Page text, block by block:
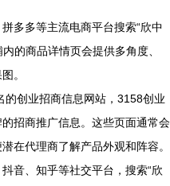
拼多多等主流电商平台搜索“欣中
的商品详情页会提供多角度、
。
的创业招商信息网站，3158创业
招商推广信息。这些页面通常会
在代理商了解产品外观和阵容。
抖音、知乎等社交平台，搜索“欣